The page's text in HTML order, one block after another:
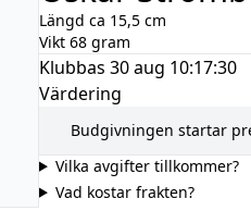
Längd ca 15,5 cm
Vikt 68 gram
Klubbas 30 aug 10:17:30
Värdering
Budgivningen startar
Vilka avgifter tillkommer?
Vad kostar frakten?